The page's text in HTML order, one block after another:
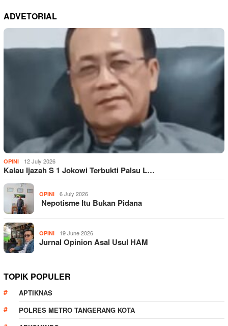
ADVETORIAL
OPINI 12 July 2026
Kalau Ijazah S 1 Jokowi Terbukti Palsu L…
OPINI 6 July 2026
Nepotisme Itu Bukan Pidana
OPINI 19 June 2026
Jurnal Opinion Asal Usul HAM
TOPIK POPULER
APTIKNAS
POLRES METRO TANGERANG KOTA